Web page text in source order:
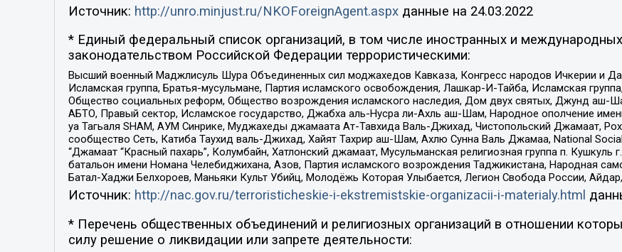
Источник: http://unro.minjust.ru/NKOForeignAgent.aspxданные на 24.03.2022
* Единый федеральный список организаций, в том числе иностранных и международных
законодательством Российской Федерации террористическими:
Высший военный Маджлисуль Шура Объединенных сил моджахедов Кавказа, Конгресс народов Ичкерии и
Исламская группа, Братья-мусульмане, Партия исламского освобождения, Лашкар-И-Тайба, Исламская
Общество социальных реформ, Общество возрождения исламского наследия, Дом двух святых, Джунд аш-
АБТО, Правый сектор, Исламское государство, Джабха аль-Нусра ли-Ахль аш-Шам, Народное ополчение
уа Тагьаля SHAM, АУМ Синрике, Муджахеды джамаата Ат-Тавхида Валь-Джихад, Чистопольский Джамаат,
сообщество Сеть, Катиба Таухид валь-Джихад, Хайят Тахрир аш-Шам, Ахлю Сунна Валь Джамаа, National
“Джамаат “Красный пахарь”, Колумбайн, Хатлонский джамаат, Мусульманская религиозная группа п. Кушкуль
батальон имени Номана Челебиджихана, Азов, Партия исламского возрождения Таджикистана, Народная
Батал-Хаджи Белхороев, Маньяки Культ Убийц, Молодёжь Которая Улыбается, Легион Свобода России,
Источник: http://nac.gov.ru/terroristicheskie-i-ekstremistskie-organizacii-i-materialy.html
* Перечень общественных объединений и религиозных организаций в отношении
силу решение о ликвидации или запрете деятельности: